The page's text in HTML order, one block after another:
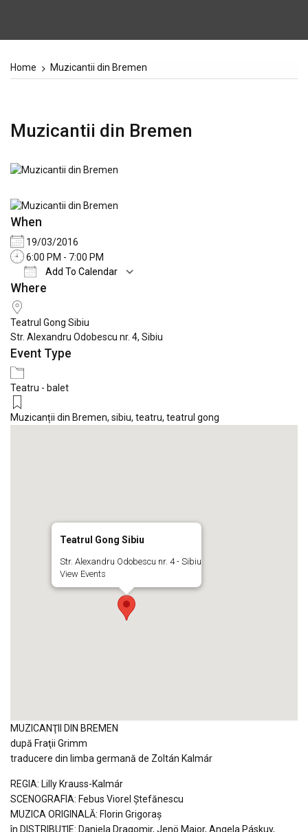
Home Muzicantii din Bremen
Muzicantii din Bremen
When
19/03/2016
6:00 PM - 7:00 PM
Add To Calendar
Download ICS
Where
Teatrul Gong Sibiu
Str. Alexandru Odobescu nr. 4, Sibiu
Event Type
Teatru - balet
Muzicanții din Bremen, sibiu, teatru, teatrul gong
Teatrul Gong Sibiu
Str. Alexandru Odobescu nr. 4 - Sibiu
View Events
MUZICANŢII DIN BREMEN
după Fraţii Grimm
traducere din limba germană de Zoltán Kalmár
REGIA: Lilly Krauss-Kalmár
SCENOGRAFIA: Febus Viorel Ştefănescu
MUZICA ORIGINALĂ: Florin Grigoraş
în DISTRIBUŢIE: Daniela Dragomir, Jenö Major, Angela Páskuy,